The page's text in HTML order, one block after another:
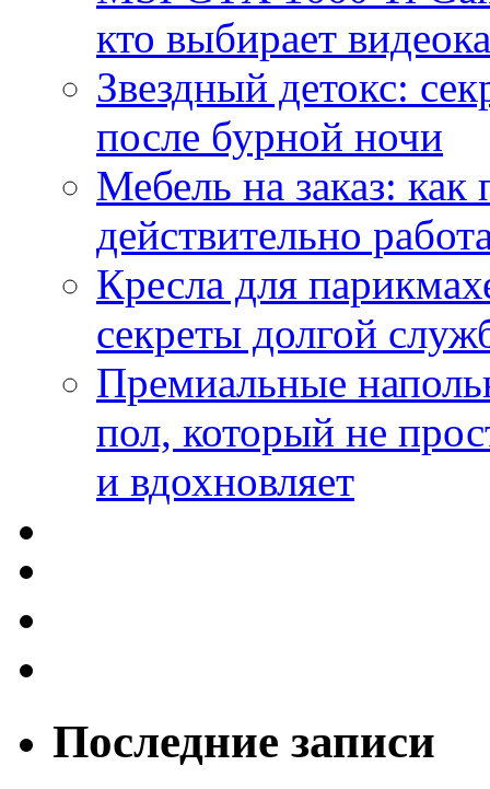
кто выбирает
Звездный детокс:
после бурной ночи
Мебель на заказ:
действительно
Кресла для
секреты долгой
Премиальные
пол, который не
и вдохновляет
Последние записи